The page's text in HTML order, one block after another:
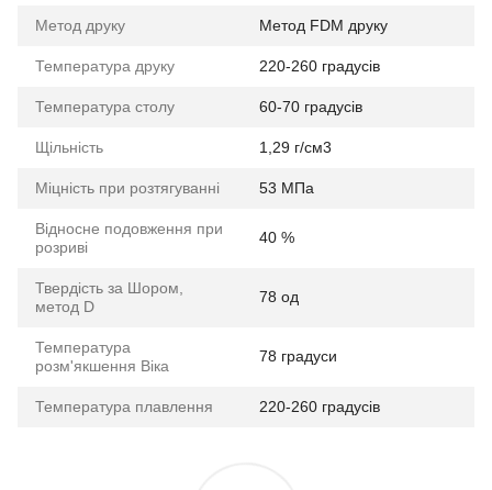
Метод друку Метод FDM друку
Температура друку 220-260 градусів
Температура столу 60-70 градусів
Щільність 1,29 г/см3
Міцність при розтягуванні 53 МПа
Відносне подовження при
розриві
40 %
Твердість за Шором,
метод D
78 од
Температура
розм'якшення Віка
78 градуси
Температура плавлення 220-260 градусів